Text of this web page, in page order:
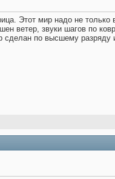
Этот мир надо не только
ветер, звуки шагов по
сделан по высшему разряду